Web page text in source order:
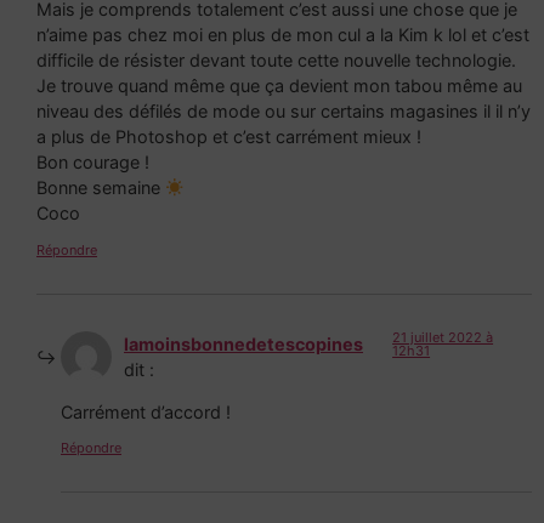
Mais je comprends totalement c’est aussi une chose que je
n’aime pas chez moi en plus de mon cul a la Kim k lol et c’est
difficile de résister devant toute cette nouvelle technologie.
Je trouve quand même que ça devient mon tabou même au
niveau des défilés de mode ou sur certains magasines il il n’y
a plus de Photoshop et c’est carrément mieux !
Bon courage !
Bonne semaine
Coco
Répondre
lamoinsbonnedetescopines
dit :
21 juillet 2022 à
12h31
Carrément d’accord !
Répondre